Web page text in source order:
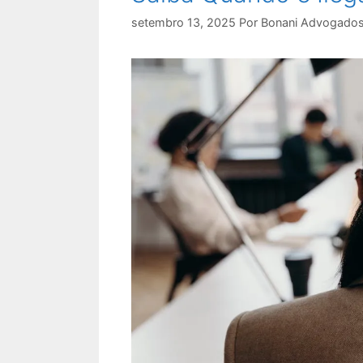
setembro 13, 2025 Por Bonani